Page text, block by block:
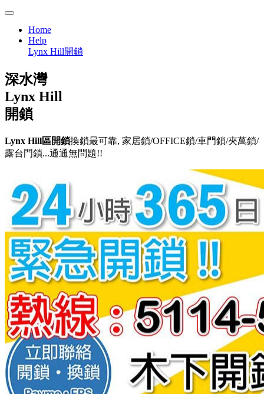
Home
Help
Lynx Hill開鎖
深水灣
Lynx Hill
開鎖
Lynx Hill區開鎖換鎖最可靠, 家居鎖/OFFICE鎖/車門鎖/夾萬鎖/
露台門鎖...通通無問題!!